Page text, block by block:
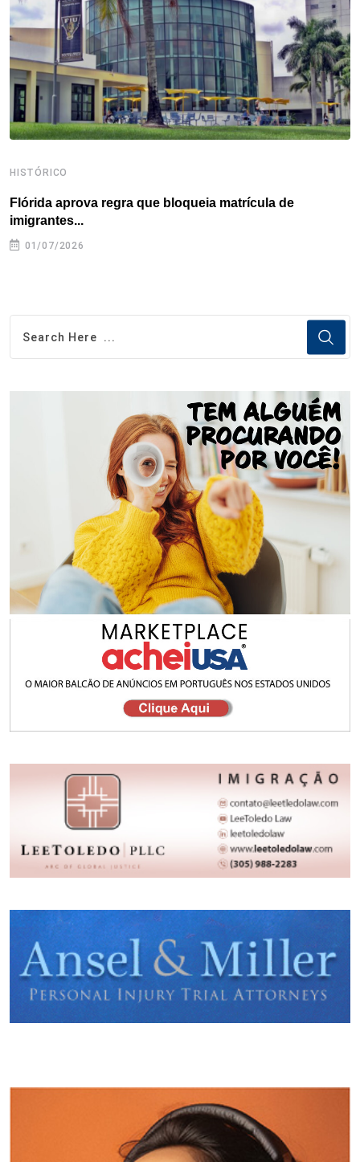
k n s p
HISTÓRICO
Flórida aprova regra que bloqueia matrícula de
imigrantes...
01/07/2026